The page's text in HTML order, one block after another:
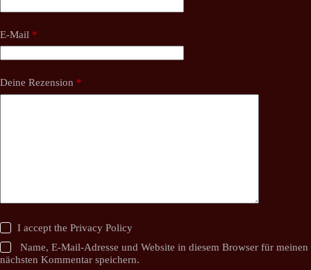
E-Mail *
Deine Rezension *
I accept thePrivacy Policy
Name, E-Mail-Adresse und Website in diesem Browser für meinen
nächsten Kommentar speichern.